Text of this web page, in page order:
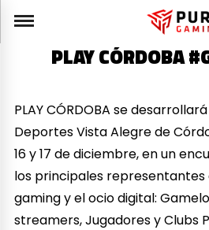
PLAY CÓRDOBA
PLAY CÓRDOBA se
Deportes Vista Alegre de
16 y 17 de diciembre, en un
los principales
gaming y el ocio digital:
streamers, Jugadores y Clubs